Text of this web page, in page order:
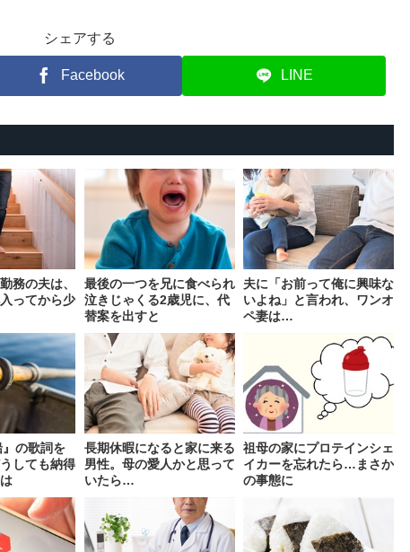
シェアする
Facebook LINE
務の夫は、
ってから少
最後の一つを兄に食べられ
泣きじゃくる2歳児に、代
替案を出すと
夫に「お前って俺に興味な
いよね」と言われ、ワンオ
ペ妻は…
の歌詞を
しても納得
長期休暇になると家に来る
男性。母の愛人かと思って
いたら…
祖母の家にプロテインシェ
イカーを忘れたら…まさか
の事態に